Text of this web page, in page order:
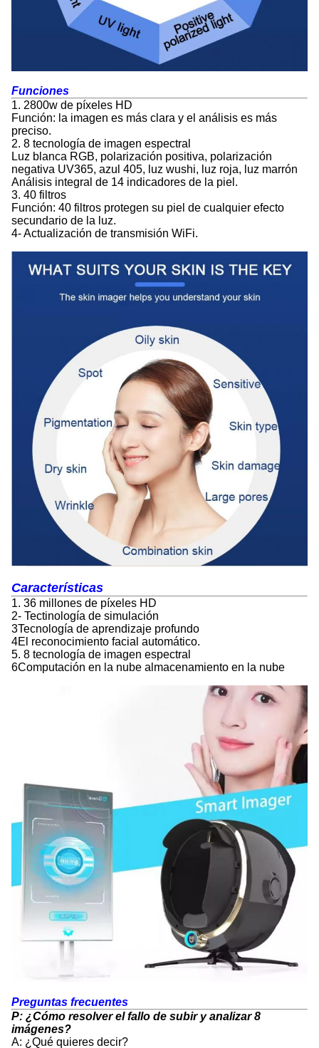
Funciones
1. 2800w de píxeles HD
Función: la imagen es más clara y el análisis es más
preciso.
2. 8 tecnología de imagen espectral
Luz blanca RGB, polarización positiva, polarización
negativa UV365, azul 405, luz wushi, luz roja, luz marrón
Análisis integral de 14 indicadores de la piel.
3. 40 filtros
Función: 40 filtros protegen su piel de cualquier efecto
secundario de la luz.
4- Actualización de transmisión WiFi.
Características
1. 36 millones de píxeles HD
2- Tectinología de simulación
3Tecnología de aprendizaje profundo
4El reconocimiento facial automático.
5. 8 tecnología de imagen espectral
6Computación en la nube almacenamiento en la nube
Preguntas frecuentes
P: ¿Cómo resolver el fallo de subir y analizar 8
imágenes?
A: ¿Qué quieres decir?